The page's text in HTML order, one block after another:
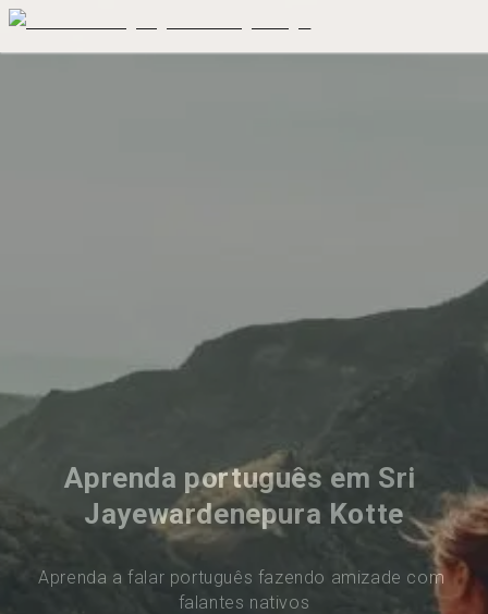
Aprenda português em Sri
Jayewardenepura Kotte
Aprenda a falar português fazendo amizade com
falantes nativos